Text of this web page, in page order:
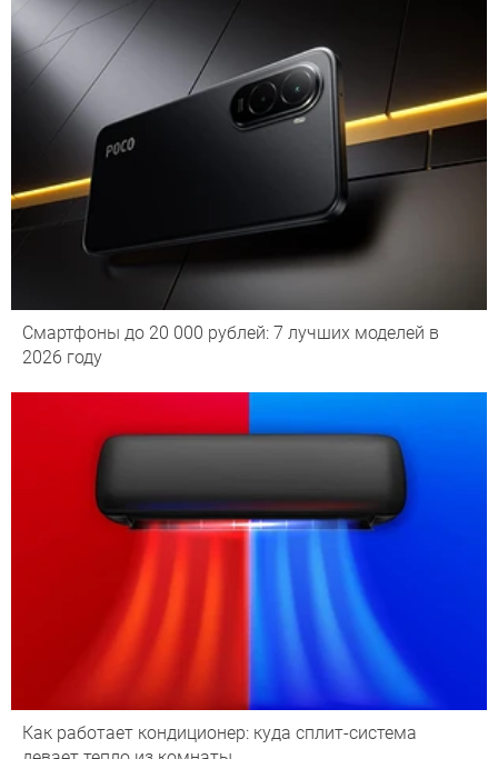
Смартфоны до 20 000 рублей: 7 лучших моделей в
2026 году
Как работает кондиционер: куда сплит-система